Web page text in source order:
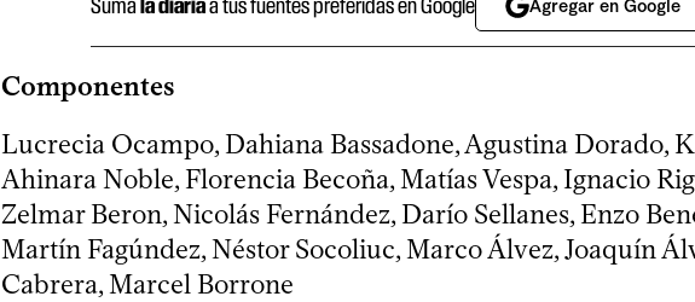
Agregar en Google
Componentes
Lucrecia Ocampo, Dahiana Bassadone, Agustina Dorado,
Ahinara Noble, Florencia Becoña, Matías Vespa, Ignacio
Zelmar Beron, Nicolás Fernández, Darío Sellanes, Enzo
Martín Fagúndez, Néstor Socoliuc, Marco Álvez, Joaquín
Cabrera, Marcel Borrone